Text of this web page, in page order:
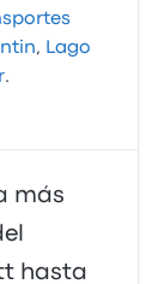
, Lago
.
más
hasta